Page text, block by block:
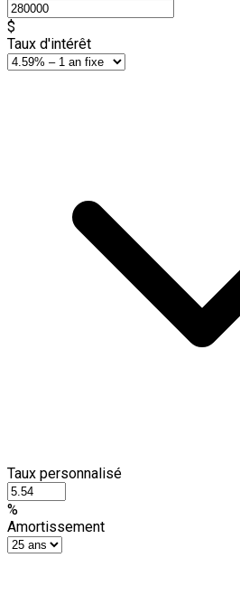
$
Taux d'intérêt
Taux personnalisé
%
Amortissement